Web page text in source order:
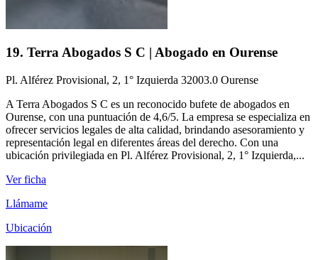
19. Terra Abogados S C | Abogado en Ourense
Pl. Alférez Provisional, 2, 1° Izquierda 32003.0 Ourense
A Terra Abogados S C es un reconocido bufete de abogados en
Ourense, con una puntuación de 4,6/5. La empresa se especializa en
ofrecer servicios legales de alta calidad, brindando asesoramiento y
representación legal en diferentes áreas del derecho. Con una
ubicación privilegiada en Pl. Alférez Provisional, 2, 1° Izquierda,...
Ver ficha
Llámame
Ubicación